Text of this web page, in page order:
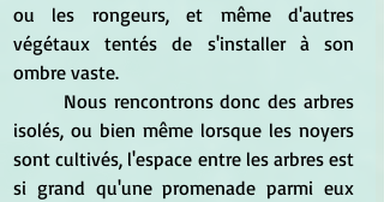
ou les rongeurs, et même d'autres
végétaux tentés de s'installer à son
ombre vaste.
isolés, ou bien même lorsque les noyers
sont cultivés, l'espace entre les arbres est
si grand qu'une promenade parmi eux